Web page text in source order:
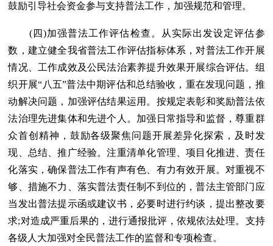
鼓励引导社会资金参与支持普法工作，加强规范和管理。
(四)加强普法工作评估检查。从实际出发设定评估参
数，建立健全我省普法工作评估指标体系，对普法工作开展
情况、工作成效及公民法治素养提升效果开展综合评估。组
织开展“八五”普法中期评估和总结验收，重在发现问题，推
动解决问题，加强评估结果运用。按规定表彰和奖励普法依
法治理先进集体和先进个人。加强日常指导和监督，尊重群
众首创精神，鼓励各级聚焦问题开展差异化探索，及时发
现、总结、推广经验。注重清单化管理、项目化推进、责任
化落实，确保普法工作有声有色、有力有效开展。对重视不
够、措施不力、落实普法责任制不到位的，普法主管部门应
当发出普法提示函或建议书，必要时进行约谈，提出整改要
求;对造成严重后果的，进行通报批评，依规依法处理。支持
各级人大加强对全民普法工作的监督和专项检查。